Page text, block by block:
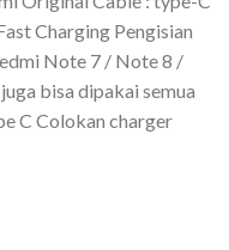
Charging Pengisian
Note 7 / Note 8 /
bisa dipakai semua
C Colokan charger